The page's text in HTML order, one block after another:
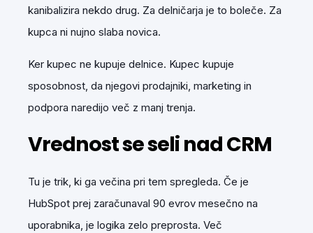
kanibalizira nekdo drug. Za delničarja je to boleče. Za
kupca ni nujno slaba novica.
Ker kupec ne kupuje delnice. Kupec kupuje
sposobnost, da njegovi prodajniki, marketing in
podpora naredijo več z manj trenja.
Vrednost se seli nad CRM
Tu je trik, ki ga večina pri tem spregleda. Če je
HubSpot prej zaračunaval 90 evrov mesečno na
uporabnika, je logika zelo preprosta. Več